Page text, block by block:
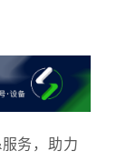
务，助力